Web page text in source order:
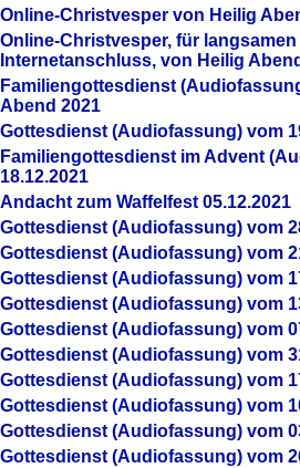
Online-Christvesper von Heilig
Online-Christvesper, für langsamen
Internetanschluss, von Heilig
Familiengottesdienst
Abend 2021
Gottesdienst (Audiofassung) vom
Familiengottesdienst im Advent
18.12.2021
Andacht zum Waffelfest 05.12.2021
Gottesdienst (Audiofassung) vom
Gottesdienst (Audiofassung) vom
Gottesdienst (Audiofassung) vom
Gottesdienst (Audiofassung) vom
Gottesdienst (Audiofassung) vom
Gottesdienst (Audiofassung) vom
Gottesdienst (Audiofassung) vom
Gottesdienst (Audiofassung) vom
Gottesdienst (Audiofassung) vom
Gottesdienst (Audiofassung) vom